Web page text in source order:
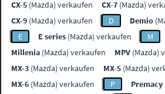
CX-5 (Mazda) verkaufen CX-7 (Mazda)
CX-9 (Mazda) verkaufen D Demio
E
E series (Mazda) verkaufen
M
Millenia (Mazda) verkaufen MPV (Mazda)
MX-3 (Mazda) verkaufen MX-5 (Mazda)
MX-6 (Mazda) verkaufen P Premacy